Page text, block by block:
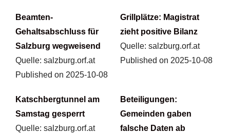
Beamten-
Gehaltsabschluss für
Salzburg wegweisend
Quelle: salzburg.orf.at
Published on 2025-10-08
Grillplätze: Magistrat
zieht positive Bilanz
Quelle: salzburg.orf.at
Published on 2025-10-08
Katschbergtunnel am
Samstag gesperrt
Quelle: salzburg.orf.at
Beteiligungen:
Gemeinden gaben
falsche Daten ab